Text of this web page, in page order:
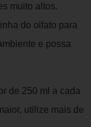
muito altos.
do olfato para
e possa
de 250 ml a cada
utilize mais de